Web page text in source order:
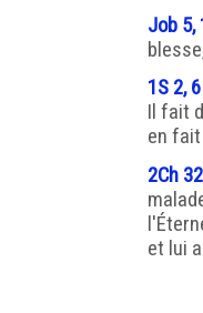
Job 5,
1S 2, 6
Il fait
en
2Ch
et lui